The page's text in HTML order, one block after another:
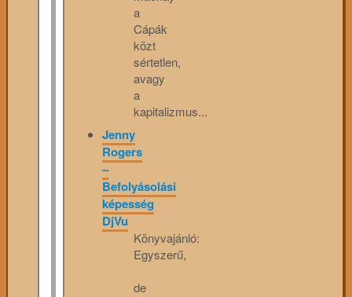
a
Cápák
közt
sértetlen,
avagy
a
kapitalizmus...
Jenny
Rogers
–
Befolyásolási
képesség
DjVu
Könyvajánló:
Egyszerű,
de